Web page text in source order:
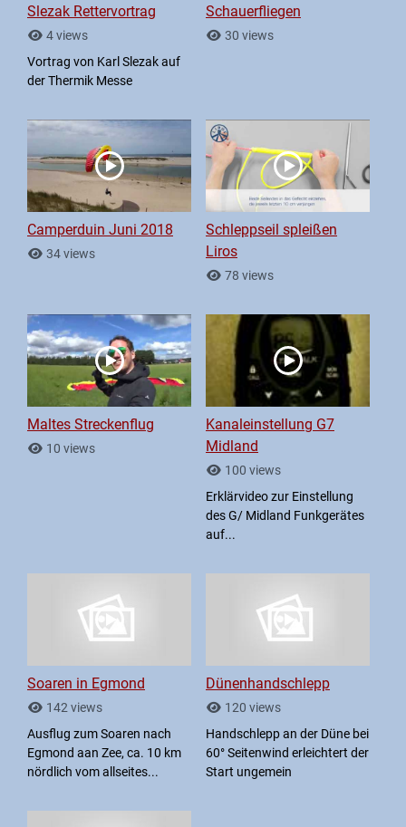
Slezak Rettervortrag
4 views
Vortrag von Karl Slezak auf
der Thermik Messe
Schauerfliegen
30 views
Camperduin Juni 2018
34 views
Schleppseil spleißen
Liros
78 views
Maltes Streckenflug
10 views
Kanaleinstellung G7
Midland
100 views
Erklärvideo zur Einstellung
des G/ Midland Funkgerätes
auf...
Soaren in Egmond
142 views
Ausflug zum Soaren nach
Egmond aan Zee, ca. 10 km
nördlich vom allseites...
Dünenhandschlepp
120 views
Handschlepp an der Düne bei
60° Seitenwind erleichtert der
Start ungemein